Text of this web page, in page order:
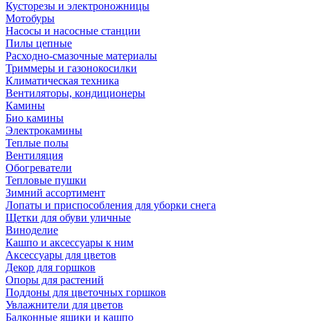
Кусторезы и электроножницы
Мотобуры
Насосы и насосные станции
Пилы цепные
Расходно-смазочные материалы
Триммеры и газонокосилки
Климатическая техника
Вентиляторы, кондиционеры
Камины
Био камины
Электрокамины
Теплые полы
Вентиляция
Обогреватели
Тепловые пушки
Зимний ассортимент
Лопаты и приспособления для уборки снега
Щетки для обуви уличные
Виноделие
Кашпо и аксессуары к ним
Аксессуары для цветов
Декор для горшков
Опоры для растений
Поддоны для цветочных горшков
Увлажнители для цветов
Балконные ящики и кашпо